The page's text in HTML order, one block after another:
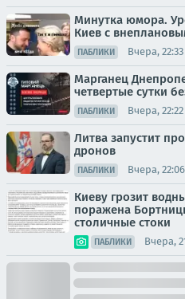
Минутка юмора.
Киев с
ПАБЛИКИ Вчера, 22:33
Марганец
четвертые сутки
ПАБЛИКИ Вчера, 22:22
Литва запустит
дронов
ПАБЛИКИ Вчера, 22:06
Киеву грозит
поражена
столичные стоки
ПАБЛИКИ Вчера,